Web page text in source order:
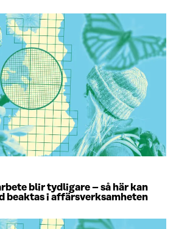
blir tydligare – så här kan
beaktas i affärsverksamheten